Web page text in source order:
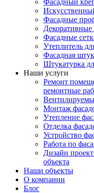
Фасадный
Фасадные
Декоративные
Фасадные
Утеплитель
Фасадная
Штукатурка
Наши услуги
Ремонт
ремонтные
Монтаж
Утепление
Отделка
Устройство
Работа по
Дизайн
объекта
Наши объекты
О компании
Блог